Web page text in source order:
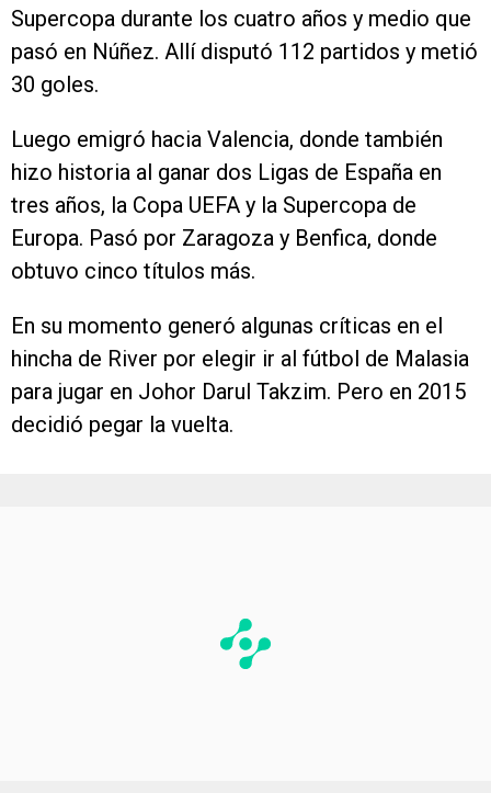
Supercopa durante los cuatro años y medio que
pasó en Núñez. Allí disputó 112 partidos y metió
30 goles.
Luego emigró hacia Valencia, donde también
hizo historia al ganar dos Ligas de España en
tres años, la Copa UEFA y la Supercopa de
Europa. Pasó por Zaragoza y Benfica, donde
obtuvo cinco títulos más.
En su momento generó algunas críticas en el
hincha de River por elegir ir al fútbol de Malasia
para jugar en Johor Darul Takzim. Pero en 2015
decidió pegar la vuelta.